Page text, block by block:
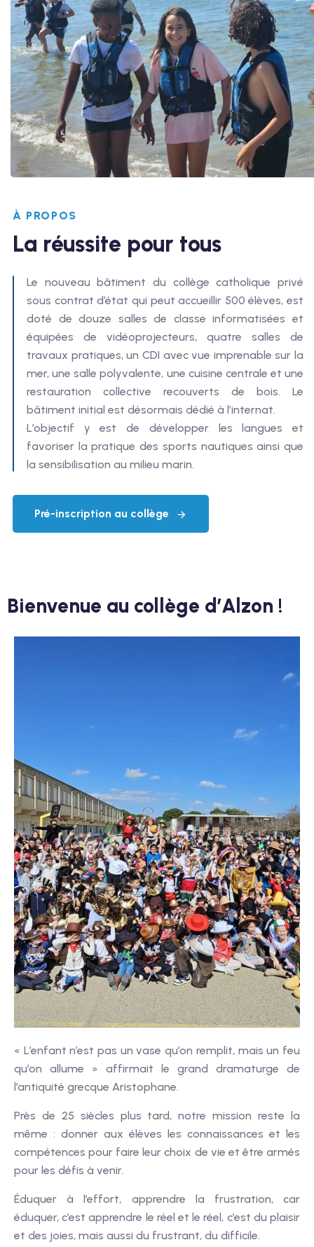
À PROPOS
La réussite pour tous
Le nouveau bâtiment du collège catholique privé
sous contrat d’état qui peut accueillir 500 élèves, est
doté de douze salles de classe informatisées et
équipées de vidéoprojecteurs, quatre salles de
travaux pratiques, un CDI avec vue imprenable sur la
mer, une salle polyvalente, une cuisine centrale et une
restauration collective recouverts de bois. Le
bâtiment initial est désormais dédié à l’internat.
L’objectif y est de développer les langues et
favoriser la pratique des sports nautiques ainsi que
la sensibilisation au milieu marin.
Pré-inscription au collège
Bienvenue au collège d’Alzon !
« L’enfant n’est pas un vase qu’on remplit, mais un feu
qu’on allume » affirmait le grand dramaturge de
l’antiquité grecque Aristophane.
Près de 25 siècles plus tard, notre mission reste la
même : donner aux élèves les connaissances et les
compétences pour faire leur choix de vie et être armés
pour les défis à venir.
Éduquer à l’effort, apprendre la frustration, car
éduquer, c’est apprendre le réel et le réel, c’est du plaisir
et des joies, mais aussi du frustrant, du difficile.